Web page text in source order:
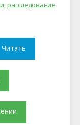
,расследование
Читать